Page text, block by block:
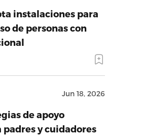
instalaciones para
de personas con
Jun 18, 2026
de apoyo
y cuidadores